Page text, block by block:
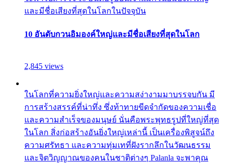
และมีชื่อเสียงที่สุดในโลกในปัจจุบัน
10 อันดับกวนอิมองค์ใหญ่และมีชื่อเสียงที่สุดในโลก
2,845 views
ในโลกที่ความยิ่งใหญ่และความสง่างามมาบรรจบกัน มี
การสร้างสรรค์ที่น่าทึ่ง ซึ่งท้าทายขีดจำกัดของความเชื่อ
และความสำเร็จของมนุษย์ นั่นคือพระพุทธรูปที่ใหญ่ที่สุด
ในโลก สิ่งก่อสร้างอันยิ่งใหญ่เหล่านี้ เป็นเครื่องพิสูจน์ถึง
ความศรัทธา และความทุ่มเทที่ฝังรากลึกในวัฒนธรรม
และจิตวิญญาณของคนในชาติต่างๆ Palanla จะพาคุณ